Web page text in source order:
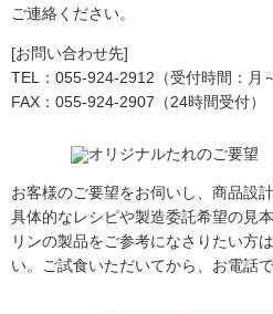
お問い合わせ
ご連絡ください。
[お問い合わせ先]
TEL：055-924-2912（受付時間：月
FAX：055-924-2907（24時間受付）
お客様のご要望をお伺いし、商品設
具体的なレシピや製造委託希望の見
リンの製品をご参考になさりたい方
い。ご試食いただいてから、お電話